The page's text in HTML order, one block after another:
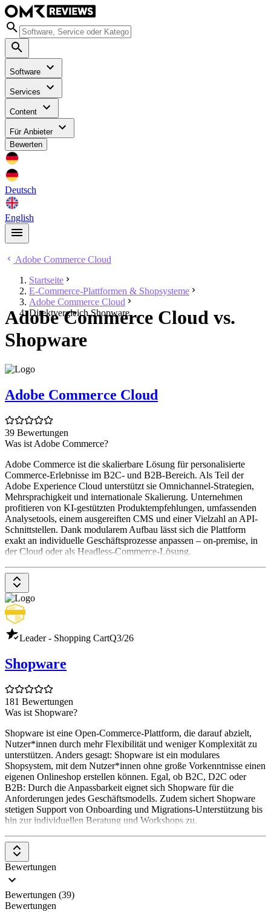
Software
Services
Content
Für Anbieter
Bewerten
Deutsch
English
Adobe Commerce Cloud
Startseite
E-Commerce-Plattformen & Shopsysteme
Adobe Commerce Cloud
Direktvergleich Shopware
Adobe Commerce Cloud vs.
Shopware
Adobe Commerce Cloud
39 Bewertungen
Was ist Adobe Commerce?
Adobe Commerce ist die skalierbare Lösung für personalisierte
Commerce-Erlebnisse im B2C- und B2B-Bereich. Als Teil der
Adobe Experience Cloud unterstützt sie Omnichannel-Strategien,
Mehrsprachigkeit und internationale Skalierung. Unternehmen
profitieren von KI-gestützten Produktempfehlungen, umfassenden
Analysetools, einem ausgereiften CMS und einer Vielzahl an API-
Schnittstellen. Dank modularem Aufbau lässt sich die Plattform
exakt an individuelle Geschäftsprozesse anpassen – on-premise, in
der Cloud oder als Headless-Commerce-Lösung.
Leader - Shopping CartQ3/26
Shopware
181 Bewertungen
Was ist Shopware?
Shopware ist eine Open-Commerce-Plattform, die darauf abzielt,
Nutzer*innen durch mehr Flexibilität und weniger Komplexität zu
unterstützen. Anders gesagt: Shopware ist ein modulares
Shopsystem, mit dem Nutzer*innen ohne große Vorkenntnisse einen
eigenen Onlineshop erstellen können. Egal, ob B2C, D2C oder
B2B: Durch die Anpassbarkeit eignet sich Shopware für die
Anforderungen jedes Geschäftsmodells. Zudem sichert Shopware
stetigen Support von Onboarding und Migrations-Unterstützung bis
hin zur individuellen Beratung und Workshops zu.
Bewertungen
Bewertungen (39)
Bewertungen